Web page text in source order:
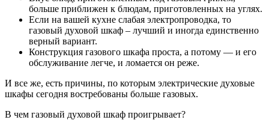
больше приближен к блюдам, приготовленных на углях.
Если на вашей кухне слабая электропроводка, то
газовый духовой шкаф – лучший и иногда единственно
верный вариант.
Конструкция газового шкафа проста, а потому — и его
обслуживание легче, и ломается он реже.
И все же, есть причины, по которым электрические духовые
шкафы сегодня востребованы больше газовых.
В чем газовый духовой шкаф проигрывает?